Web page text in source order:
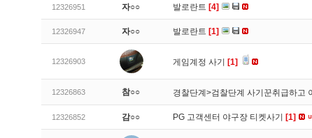
12326951 자○○ 발로란트 [4]
12326947 자○○ 발로란트 [1]
12326903 게임계정 사기 [1]
12326863 참○○ 경찰단계>검찰단계 사기꾼취급하고
12326852 감○○ PG 고객센터 야구장 티켓사기 [1]